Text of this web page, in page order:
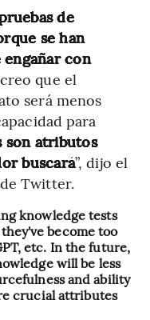
de
se han
con
que el
será menos
para
son atributos
buscará”, dijo el
Twitter.
knowledge tests
become too
etc. In the future,
will be less
and ability
crucial attributes